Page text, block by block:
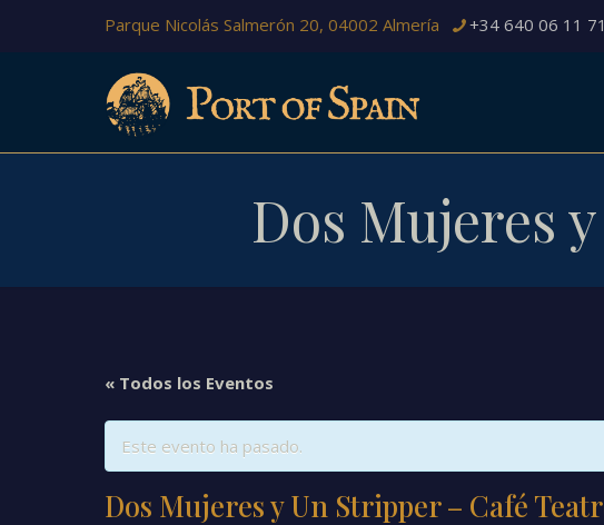
Parque Nicolás Salmerón 20, 04002 Almería +34 640 06 11 71
Dos Mujeres
« Todos los Eventos
Este evento ha pasado.
Dos Mujeres y Un Stripper – Café